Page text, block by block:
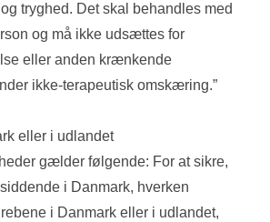
tryghed. Det skal behandles med
og må ikke udsættes for
eller anden krænkende
ikke-terapeutisk omskæring.”
eller i udlandet
gælder følgende: For at sikre,
i Danmark, hverken
i Danmark eller i udlandet,